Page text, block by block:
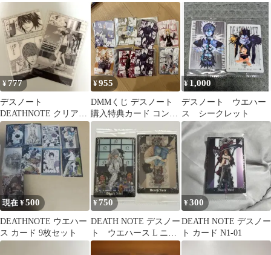
スタンド まとめ売り
カードスリーブ デス
ノート キラ ６５枚
入
¥ 777
デスノート
DEATHNOTE クリアカ
ード L 夜神月
¥955
DMMくじ デスノート
購入特典カード コンプ
セット
¥ 1,000
デスノート ウエハー
ス シークレット
現在 ¥500
DEATHNOTE ウエハー
ス カード 9枚セット
¥750
DEATH NOTE デスノー
ト ウエハース L ニア
2枚セット
¥300
DEATH NOTE デスノー
ト カード N1-01